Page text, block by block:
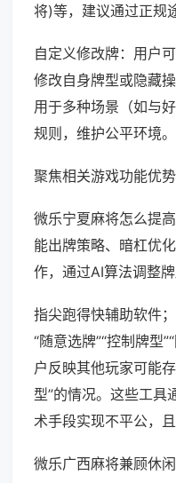
将)等，建议通过正规
自定义修改牌：用户
修改自身牌型或隐藏
用于多种场景（如与
规则，维护公平环境。
聚焦相关游戏功能优势
微乐宁夏麻将怎么提
能出牌策略、暗杠优
作，通过AI算法调整
指尖跑得快辅助软件
“随意选牌”“控制牌型
户反映其他玩家可能
型”的情况。这些工具
术手段实现不平公，且
微乐广西麻将兼顾休